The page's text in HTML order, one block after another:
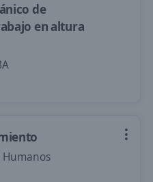
de
en altura
Humanos